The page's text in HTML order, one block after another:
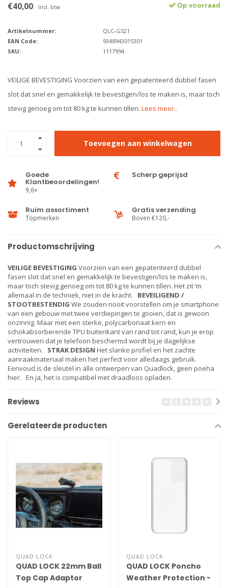
€40,00 Incl. btw Op voorraad
Artikelnummer:
QLC-GS21
EAN Code:
9348943015301
SKU:
1117994
VEILIGE BEVESTIGING Voorzien van een gepatenteerd dubbel fasen
slot dat snel en gemakkelijk te bevestigen/los te maken is, maar toch
stevig genoeg om tot 80 kg te kunnen tillen. Lees meer..
Toevoegen aan winkelwagen
Goede
Klantbeoordelingen!
9,6+
Scherp geprijsd
Ruim assortiment
Topmerken
Gratis verzending
Boven €120,-
Productomschrijving
VEILIGE BEVESTIGING Voorzien van een gepatenteerd dubbel
fasen slot dat snel en gemakkelijk te bevestigen/los te maken is,
maar toch stevig genoeg om tot 80 kg te kunnen tillen. Het zit ‘m
allemaal in de techniek, niet in de kracht. BEVEILIGEND /
STOOTBESTENDIG We zouden nooit voorstellen om je smartphone
van een gebouw met twee verdiepingen te gooien, dat is gewoon
onzinnig. Maar met een sterke, polycarbonaat kern en
schokabsorberende TPU buitenkant van rand tot rand, kun je erop
vertrouwen dat je telefoon beschermd wordt bij je dagelijkse
activiteiten. STRAK DESIGN Het slanke profiel en het zachte
aanraakmateriaal maken het perfect voor alledaags gebruik.
Eenvoud is de sleutel in alle ontwerpen van Quadlock, geen poeha
hier. En ja, het is compatibel met draadloos opladen.
Reviews
Gerelateerde producten
QUAD LOCK
QUAD LOCK 22mm Ball
Top Cap Adaptor
QUAD LOCK
QUAD LOCK Poncho
Weather Protection -